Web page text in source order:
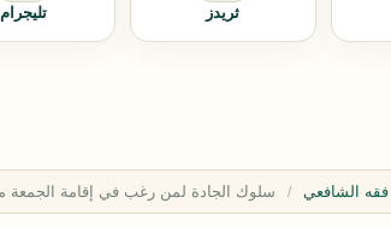
ثريدز تليجرام
فقه الشافعي